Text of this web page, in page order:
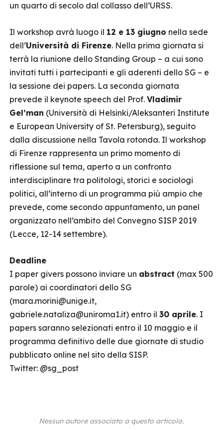
un quarto di secolo dal collasso dell’URSS.
Il workshop avrà luogo il 12 e 13 giugno nella sede
dell’Università di Firenze. Nella prima giornata si
terrà la riunione dello Standing Group – a cui sono
invitati tutti i partecipanti e gli aderenti dello SG – e
la sessione dei papers. La seconda giornata
prevede il keynote speech del Prof. Vladimir
Gel’man (Università di Helsinki/Aleksanteri Institute
e European University of St. Petersburg), seguito
dalla discussione nella Tavola rotonda. Il workshop
di Firenze rappresenta un primo momento di
riflessione sul tema, aperto a un confronto
interdisciplinare tra politologi, storici e sociologi
politici, all’interno di un programma più ampio che
prevede, come secondo appuntamento, un panel
organizzato nell’ambito del Convegno SISP 2019
(Lecce, 12-14 settembre).
Deadline
I paper givers possono inviare un abstract (max 500
parole) ai coordinatori dello SG
(mara.morini@unige.it,
gabriele.nataliza@uniroma1.it) entro il 30 aprile. I
papers saranno selezionati entro il 10 maggio e il
programma definitivo delle due giornate di studio
pubblicato online nel sito della SISP.
Twitter: @sg_post
Nessun autore associato a questo articolo.